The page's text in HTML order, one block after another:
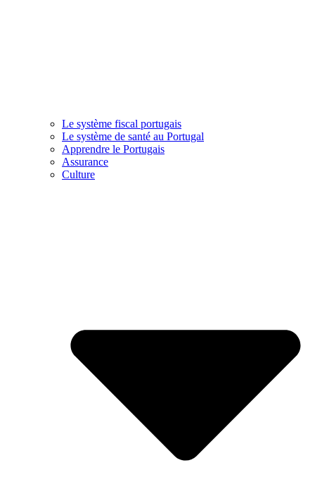
Le système fiscal portugais
Le système de santé au Portugal
Apprendre le Portugais
Assurance
Culture